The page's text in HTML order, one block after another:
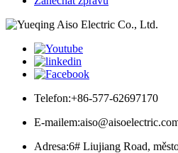
Telefon:+86-577-62697170
E-mailem:
Adresa:6# Liujiang Road,